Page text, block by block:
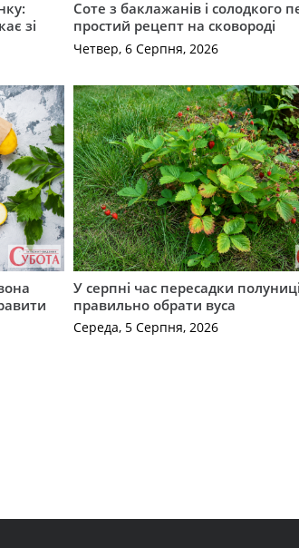
зі
Соте з баклажанів і солодкого
простий рецепт на сковороді
Четвер, 6 Серпня, 2026
У серпні час пересадки
правильно обрати вуса
Середа, 5 Серпня, 2026